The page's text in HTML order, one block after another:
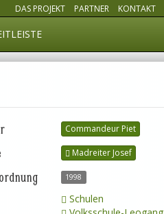
DAS PROJEKT PARTNER KONTAKT
Commandeur Piet
Madreiter Josef
1998
Schulen